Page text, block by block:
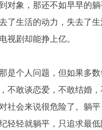
对象，那还不如早早的
了生活的动力，失去了
视剧却能挣上亿。
是个人问题，但如果多
不敢谈恋爱，不敢结婚
社会来说很危险了。躺
轻轻就躺平，只追求最